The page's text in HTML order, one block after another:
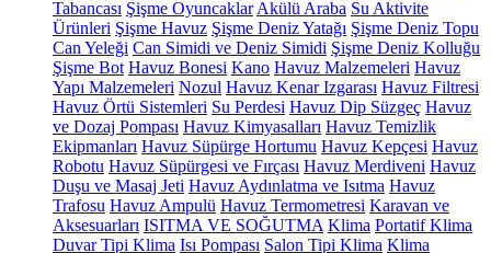
Tabancası Şişme Oyuncaklar Akülü Araba Su Aktivite
Ürünleri Şişme Havuz Şişme Deniz Yatağı Şişme Deniz Topu
Can Yeleği Can Simidi ve Deniz Simidi Şişme Deniz Kolluğu
Şişme Bot Havuz Bonesi Kano Havuz Malzemeleri Havuz
Yapı Malzemeleri Nozul Havuz Kenar Izgarası Havuz Filtresi
Havuz Örtü Sistemleri Su Perdesi Havuz Dip Süzgeç Havuz
ve Dozaj Pompası Havuz Kimyasalları Havuz Temizlik
Ekipmanları Havuz Süpürge Hortumu Havuz Kepçesi Havuz
Robotu Havuz Süpürgesi ve Fırçası Havuz Merdiveni Havuz
Duşu ve Masaj Jeti Havuz Aydınlatma ve Isıtma Havuz
Trafosu Havuz Ampulü Havuz Termometresi Karavan ve
Aksesuarları ISITMA VE SOĞUTMA Klima Portatif Klima
Duvar Tipi Klima Isı Pompası Salon Tipi Klima Klima